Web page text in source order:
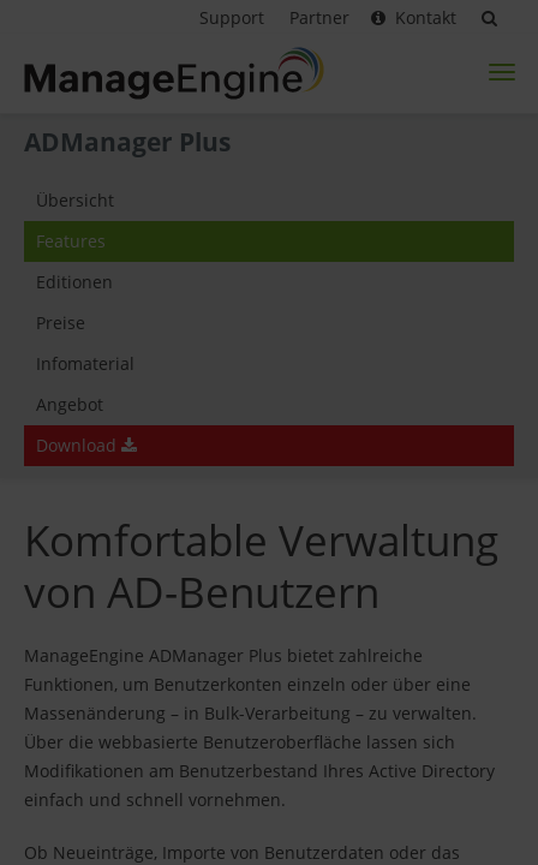
Support Partner Kontakt
ADManager Plus
Übersicht
Features
Editionen
Preise
Infomaterial
Angebot
Download
Komfortable Verwaltung
von AD-Benutzern
ManageEngine ADManager Plus bietet zahlreiche
Funktionen, um Benutzerkonten einzeln oder über eine
Massenänderung – in Bulk-Verarbeitung – zu verwalten.
Über die webbasierte Benutzeroberfläche lassen sich
Modifikationen am Benutzerbestand Ihres Active Directory
einfach und schnell vornehmen.
Ob Neueinträge, Importe von Benutzerdaten oder das